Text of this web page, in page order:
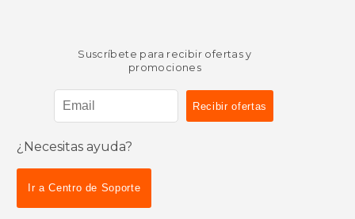
Suscríbete para recibir ofertas y
promociones
¿Necesitas ayuda?
Ir a Centro de Soporte